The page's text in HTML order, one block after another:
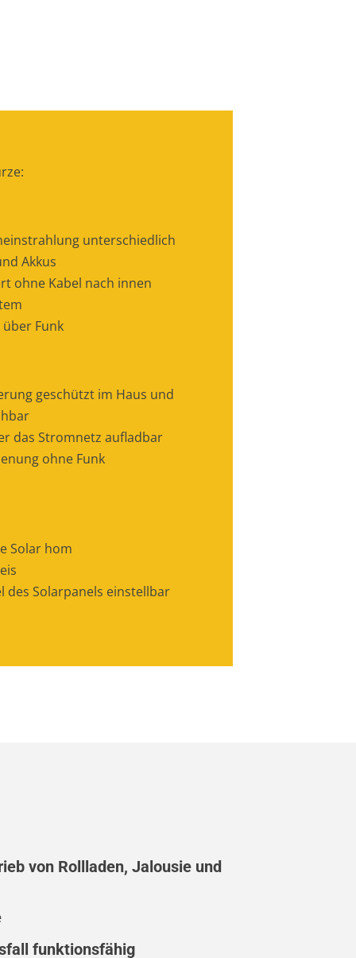
unterschiedlich
Akkus
ohne Kabel nach innen
Funk
geschützt im Haus und
das Stromnetz aufladbar
ohne Funk
Solar hom
des Solarpanels einstellbar
von Rollladen, Jalousie und
funktionsfähig